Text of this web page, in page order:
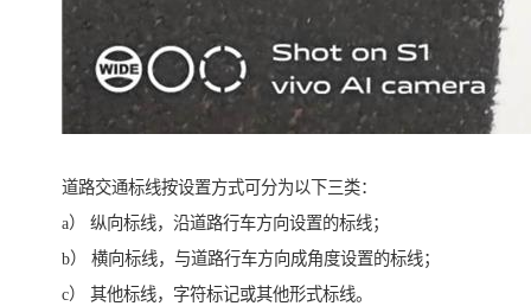
道路交通标线按设置方式可分为以下三类：
a） 纵向标线，沿道路行车方向设置的标线；
b） 横向标线，与道路行车方向成角度设置的标线；
c） 其他标线，字符标记或其他形式标线。